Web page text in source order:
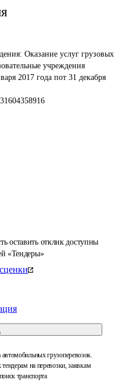
оставить отклик доступны
«Тендеры»
грузоперевозок.
тендерам на перевозки, заявкам
транспорта
Оказание услуг грузовых
учреждения
2017 года пот 31 декабря
31604358916